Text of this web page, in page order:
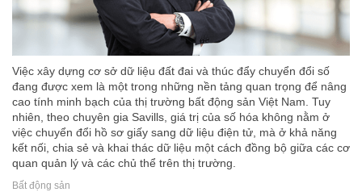
Việc xây dựng cơ sở dữ liệu đất đai và thúc đẩy chuyển đổi số
đang được xem là một trong những nền tảng quan trọng để nâng
cao tính minh bạch của thị trường bất động sản Việt Nam. Tuy
nhiên, theo chuyên gia Savills, giá trị của số hóa không nằm ở
việc chuyển đổi hồ sơ giấy sang dữ liệu điện tử, mà ở khả năng
kết nối, chia sẻ và khai thác dữ liệu một cách đồng bộ giữa các cơ
quan quản lý và các chủ thể trên thị trường.
Bất động sản